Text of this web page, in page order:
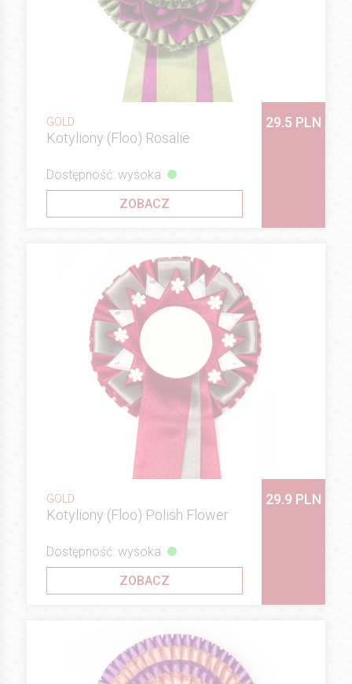
GOLD
Kotyliony (Floo) Rosalie
29.5 PLN
Dostępność: wysoka
ZOBACZ
GOLD
Kotyliony (Floo) Polish Flower
29.9 PLN
Dostępność: wysoka
ZOBACZ